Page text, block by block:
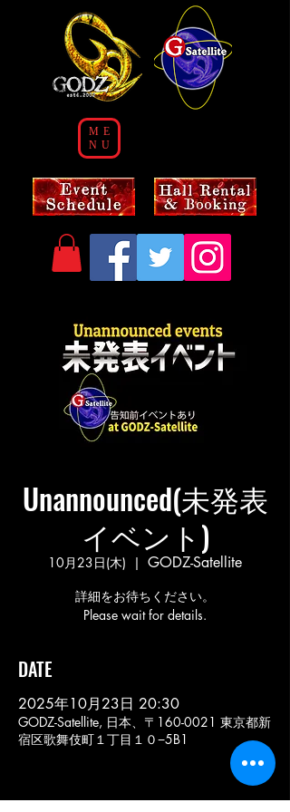
ME
NU
Unannounced(未発表
イベント)
10月23日(木)
  |
GODZ-Satellite
詳細をお待ちください。
Please wait for details.
DATE
2025年10月23日 20:30
GODZ-Satellite, 日本、〒160-0021 東京都新
宿区歌舞伎町１丁目１０−5B1